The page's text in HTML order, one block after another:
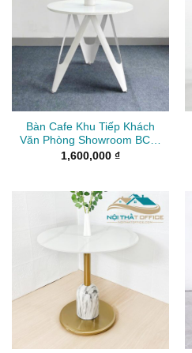
Bàn Cafe Khu Tiếp Khách
Văn Phòng Showroom BCF-
030
1,600,000 ₫